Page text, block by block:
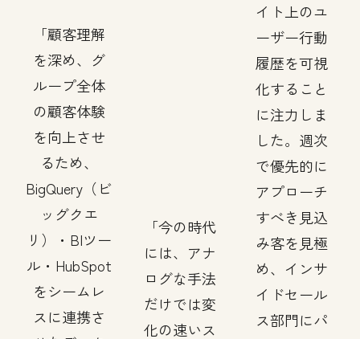
顧客理解
を深め、グ
ループ全体
の顧客体験
を向上させ
るため、
BigQuery（ビ
ッグクエ
リ）・BIツー
ル・HubSpot
をシームレ
スに連携さ
今の時代
には、アナ
ログな手法
だけでは変
化の速いス
イト上のユ
ーザー行動
履歴を可視
化すること
に注力しま
した。週次
で優先的に
アプローチ
すべき見込
み客を見極
め、インサ
イドセール
ス部門にパ